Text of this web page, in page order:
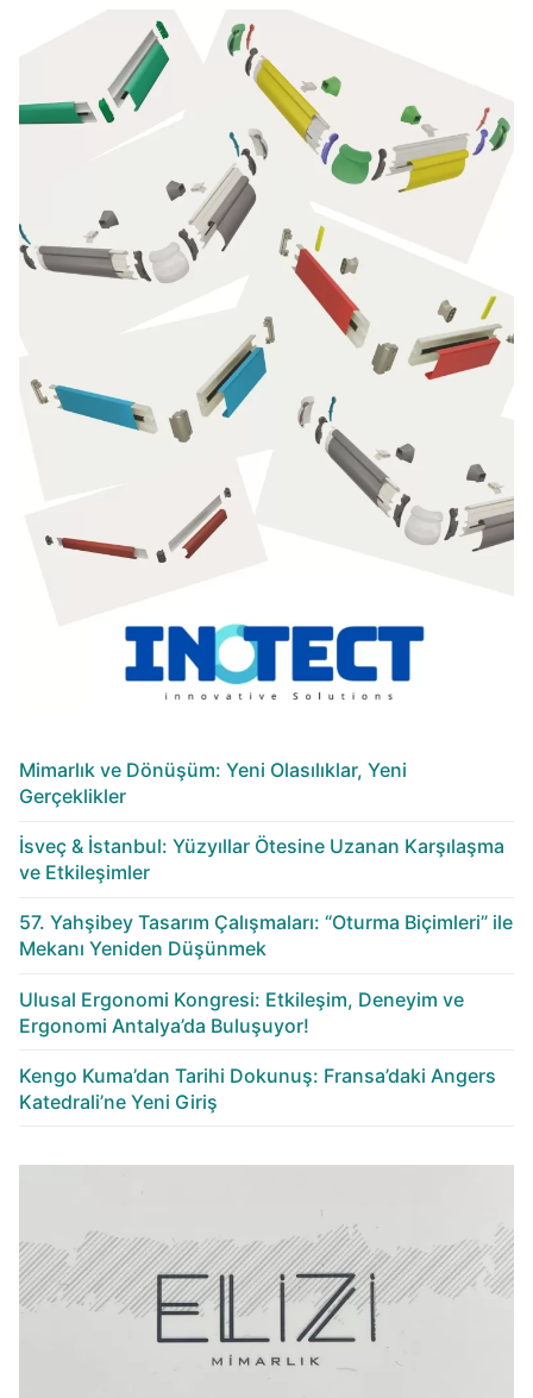
Mimarlık ve Dönüşüm: Yeni Olasılıklar, Yeni
Gerçeklikler
İsveç & İstanbul: Yüzyıllar Ötesine Uzanan Karşılaşma
ve Etkileşimler
57. Yahşibey Tasarım Çalışmaları: “Oturma Biçimleri” ile
Mekanı Yeniden Düşünmek
Ulusal Ergonomi Kongresi: Etkileşim, Deneyim ve
Ergonomi Antalya’da Buluşuyor!
Kengo Kuma’dan Tarihi Dokunuş: Fransa’daki Angers
Katedrali’ne Yeni Giriş